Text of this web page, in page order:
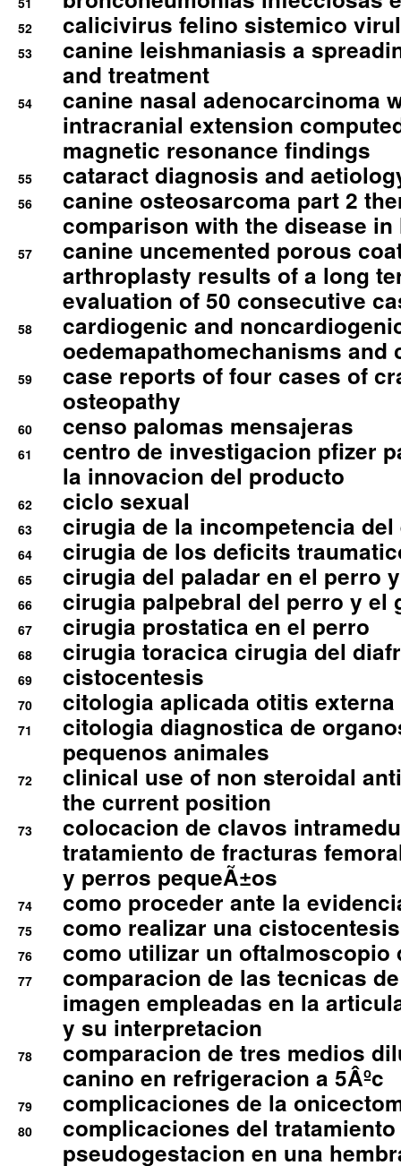
52 calicivirus felino sistemico
53
canine leishmaniasis a
and treatment
54
canine nasal adenocarcinoma
intracranial extension
magnetic resonance findings
55 cataract diagnosis and
56
canine osteosarcoma part 2
comparison with the disease in
57
canine uncemented porous
arthroplasty results of a long
evaluation of 50 consecutive
58
cardiogenic and
oedemapathomechanisms and
59
case reports of four cases of
osteopathy
60 censo palomas mensajeras
61
centro de investigacion pfizer
la innovacion del producto
62 ciclo sexual
63 cirugia de la incompetencia
64 cirugia de los deficits
65 cirugia del paladar en el perro
66 cirugia palpebral del perro y el
67 cirugia prostatica en el perro
68 cirugia toracica cirugia del
69 cistocentesis
70 citologia aplicada otitis externa
71
citologia diagnostica de
pequenos animales
72
clinical use of non steroidal
the current position
73
colocacion de clavos
tratamiento de fracturas
y perros pequeÃ±os
74 como proceder ante la
75 como realizar una
76 como utilizar un oftalmoscopio
77
comparacion de las tecnicas
imagen empleadas en la
y su interpretacion
78
comparacion de tres medios
canino en refrigeracion a 5Âºc
79 complicaciones de la
80
complicaciones del
pseudogestacion en una